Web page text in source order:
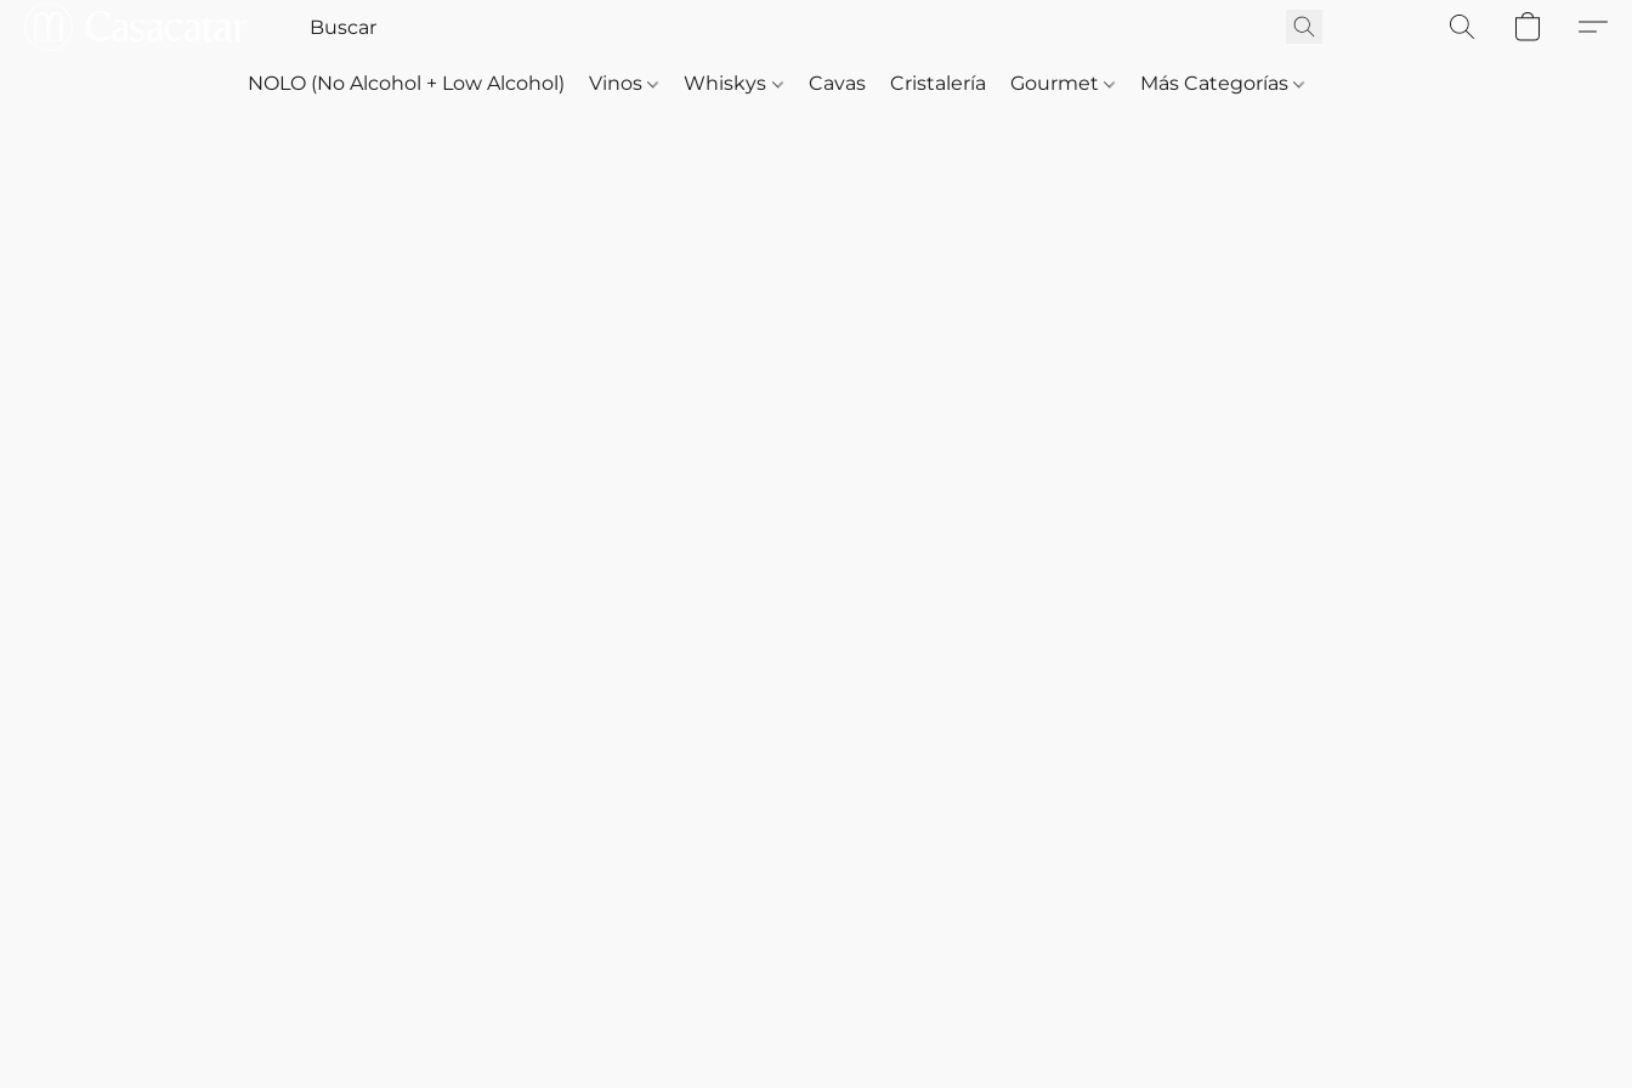
NOLO (No Alcohol + Low Alcohol) Vinos Whiskys Cavas Cristalería Gourmet Más Categorías